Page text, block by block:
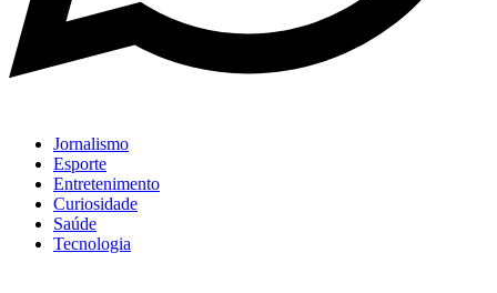
Jornalismo
Esporte
Entretenimento
Curiosidade
Saúde
Tecnologia